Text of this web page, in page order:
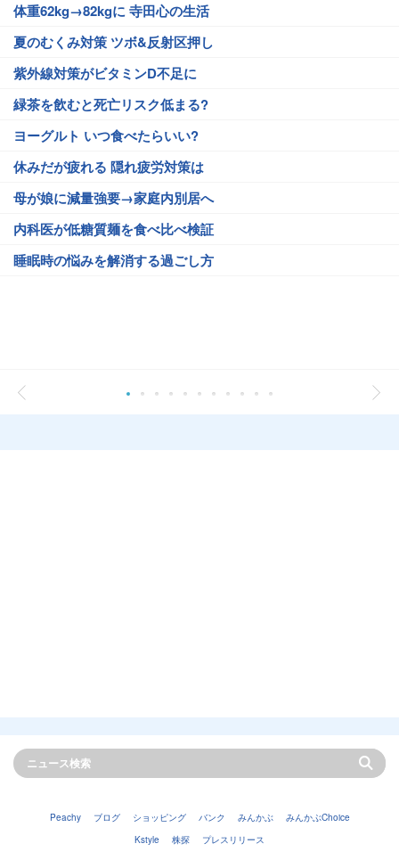
体重62kg→82kgに 寺田心の生活
夏のむくみ対策 ツボ&反射区押し
紫外線対策がビタミンD不足に
緑茶を飲むと死亡リスク低まる?
ヨーグルト いつ食べたらいい?
休みだが疲れる 隠れ疲労対策は
母が娘に減量強要→家庭内別居へ
内科医が低糖質麺を食べ比べ検証
睡眠時の悩みを解消する過ごし方
Peachy ブログ ショッピング バンク みんかぶ
みんかぶChoice
Kstyle
株探 プレスリリース